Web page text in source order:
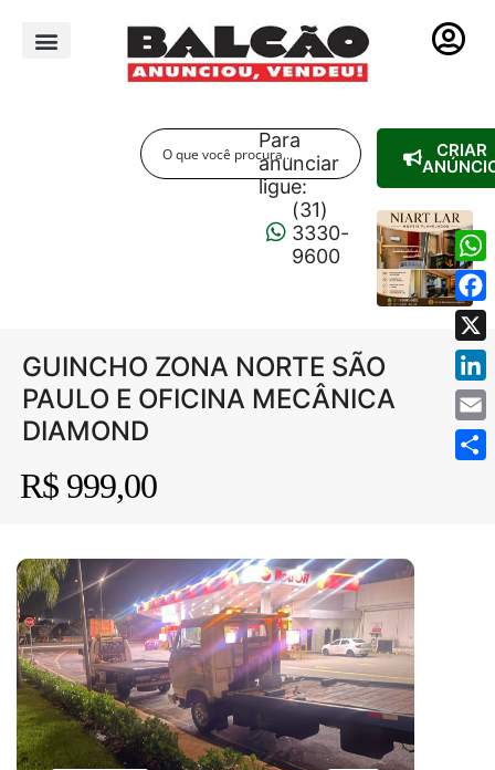
Para
anunciar
ligue:
(31)
3330-
9600
CRIAR
GUINCHO ZONA NORTE SÃO
PAULO E OFICINA MECÂNICA
DIAMOND
R$ 999,00
X